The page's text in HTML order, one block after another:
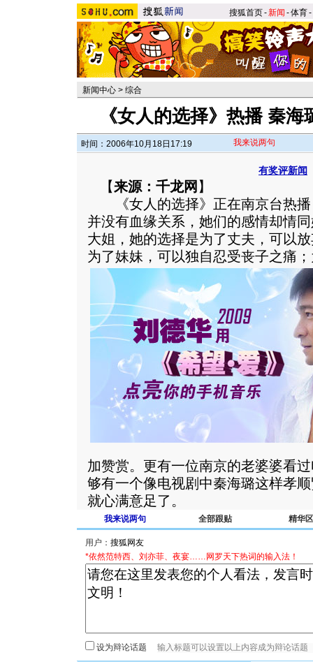
搜狐首页-新闻 -体育-
新闻中心 > 综合
《女人的选择》热播 秦
时间：2006年10月18日17:19 我来说两句
有奖评新闻
【来源：千龙网 】
《女人的选择》正在南京台热播
并没有血缘关系，她们的感情却情
大姐，她的选择是为了丈夫，可以
为了妹妹，可以独自忍受丧子之痛
加赞赏。更有一位南京的老婆婆看
够有一个像电视剧中秦海璐这样孝
就心满意足了。
我来说两句 全部跟贴 精华区
用户：
*依然范特西、刘亦菲、夜宴……网罗天下热词的输入法！
设为辩论话题